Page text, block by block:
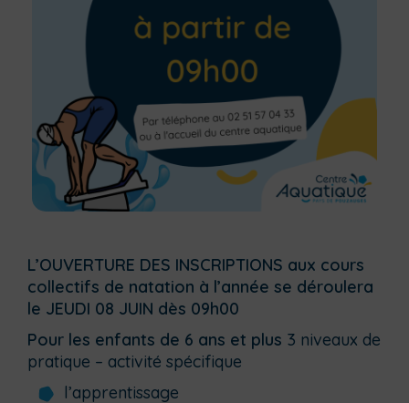
L’OUVERTURE DES INSCRIPTIONS aux cours
collectifs de natation à l’année se déroulera
le JEUDI 08 JUIN dès 09h00
Pour les enfants de 6 ans et plus 3 niveaux de
pratique – activité spécifique
l’apprentissage